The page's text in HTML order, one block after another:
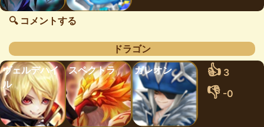
🔍 コメントする
ドラゴン
ヴェルデハイ
ル
スペクトラ ガレオン 👍 3
👎 -0